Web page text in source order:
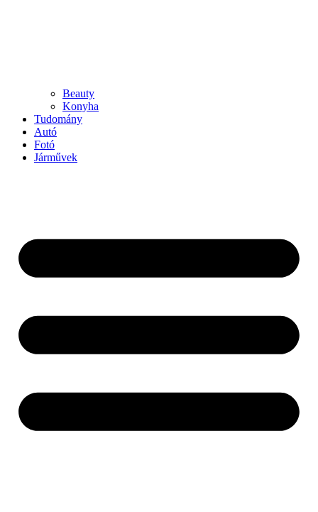
Beauty
Konyha
Tudomány
Autó
Fotó
Járművek